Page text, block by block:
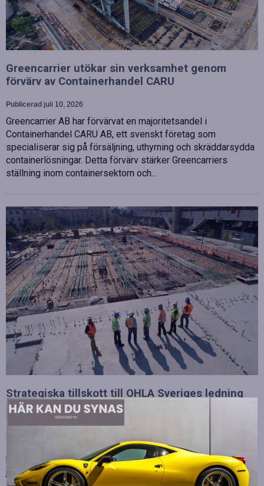
Greencarrier utökar sin verksamhet genom
förvärv av Containerhandel CARU
Publicerad juli 10, 2026
Greencarrier AB har förvärvat en majoritetsandel i
Containerhandel CARU AB, ett svenskt företag som
specialiserar sig på försäljning, uthyrning och skräddarsydda
containerlösningar. Detta förvärv stärker Greencarriers
ställning inom containersektorn och…
Strategiska tillskott till OHLA Sveriges ledning
juli 10, 2026
OHLA Sverige stärker sin ledningsgrupp genom att anställa
Malin Bergman som HR-chef och María Vazquez som
biträdande ekonomichef. Båda började sina nya tjänster den 1
juni 2026 och kommer att…